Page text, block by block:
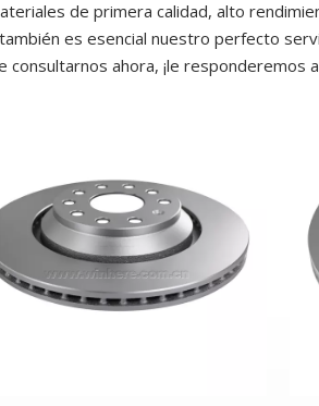
de primera calidad, alto
es esencial nuestro perfecto
consultarnos ahora, ¡le responderemos